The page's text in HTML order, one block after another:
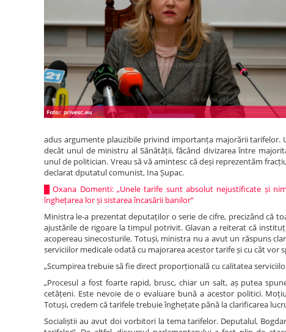
adus argumente plauzibile privind importanța majorării
decât unul de ministru al Sănătății, făcând divizarea între
unul de politician. Vreau să vă amintesc că deși reprezentăm
declarat dputatul comunist, Ina Șupac.
█Oxana Domenti: „Unele tarife sunt absolut nejustificate și
înghețarea lor și sistarea încasării banilor”
Ministra le-a prezentat deputaților o serie de cifre, precizând că
ajustările de rigoare la timpul potrivit. Glavan a reiterat că
acopereau sinecosturile. Totuși, ministra nu a avut un răspuns
serviciilor medicale odată cu majorarea acestor tarife și cu cât
„Scumpirea trebuie să fie direct proporțională cu calitatea
„Procesul a fost foarte rapid, brusc, chiar un salt, aș putea
cetățeni. Este nevoie de o evaluare bună a acestor politici.
Totuși, credem că tarifele trebuie înghețate până la clarificarea
Socialiștii au avut doi vorbitori la tema tarifelor. Deputalul,